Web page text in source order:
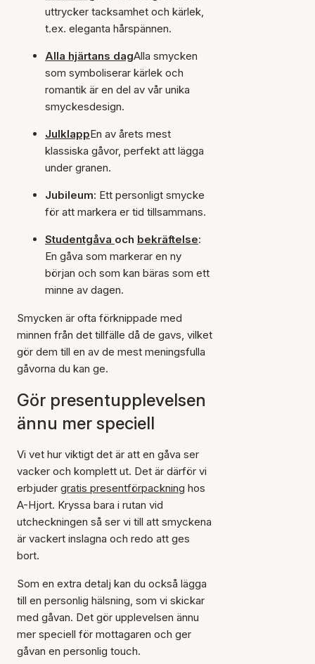
uttrycker tacksamhet och kärlek,
t.ex. eleganta hårspännen.
Alla hjärtans dagAlla smycken
som symboliserar kärlek och
romantik är en del av vår unika
smyckesdesign.
JulklappEn av årets mest
klassiska gåvor, perfekt att lägga
under granen.
Jubileum: Ett personligt smycke
för att markera er tid tillsammans.
Studentgåva och bekräftelse:
En gåva som markerar en ny
början och som kan bäras som ett
minne av dagen.
Smycken är ofta förknippade med
minnen från det tillfälle då de gavs, vilket
gör dem till en av de mest meningsfulla
gåvorna du kan ge.
Gör presentupplevelsen
ännu mer speciell
Vi vet hur viktigt det är att en gåva ser
vacker och komplett ut. Det är därför vi
erbjuder gratis presentförpackning hos
A-Hjort. Kryssa bara i rutan vid
utcheckningen så ser vi till att smyckena
är vackert inslagna och redo att ges
bort.
Som en extra detalj kan du också lägga
till en personlig hälsning, som vi skickar
med gåvan. Det gör upplevelsen ännu
mer speciell för mottagaren och ger
gåvan en personlig touch.